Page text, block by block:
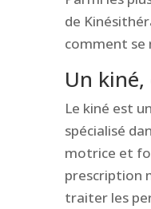
de
comment se
Un kiné,
Le kiné est
spécialisé
motrice et
prescription
traiter les